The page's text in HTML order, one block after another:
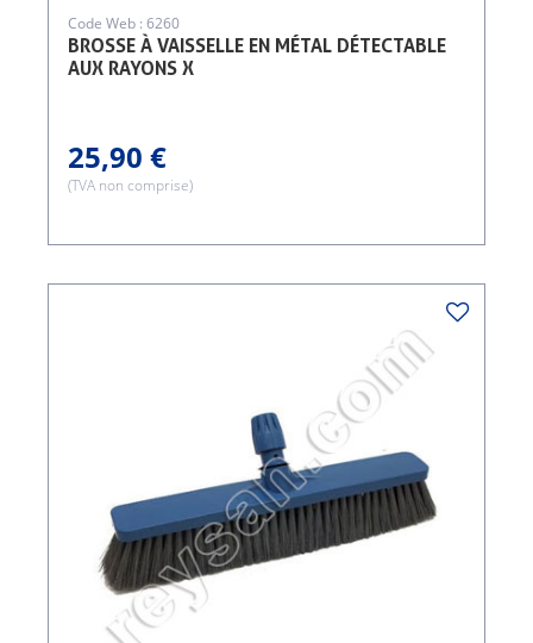
BROSSE À VAISSELLE EN MÉTAL DÉTECTABLE
AUX RAYONS X
Code Web : 6260
25,90 €
(TVA non comprise)